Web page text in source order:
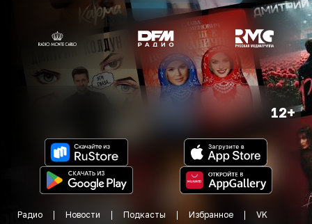
12+
Радио Новости Подкасты Избранное VK